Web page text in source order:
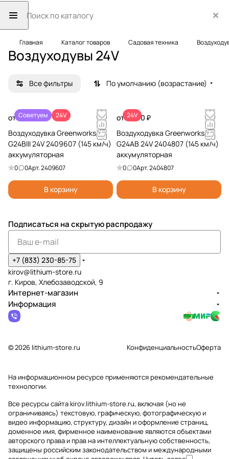
Главная Каталог товаров Садовая техника
Воздуходувы 24V
Все фильтры По умолчанию (возрастание)
Советуем 24V
от 5 990 ₽
Воздуходувка Greenworks
G24BIII 24V 2409607 (145 км/ч)
аккумуляторная
0 0Арт.2409607
В корзину
24V
от 4 990 ₽
Воздуходувка Greenworks
G24AB 24V 2404807 (145 км/ч)
аккумуляторная
0 0Арт.2404807
В корзину
Подписаться на скрытую распродажу
+7 (833) 230-85-75
kirov@lithium-store.ru
г. Киров, Хлебозаводской, 9
Интернет-магазин
Информация
© 2026 lithium-store.ru КонфиденциальностьОферта
На информационном ресурсе применяютсярекомендательные
технологии.
Все ресурсы сайта kirov.lithium-store.ru, включая (но не
ограничиваясь) текстовую, графическую, фотографическую и
видео информацию, структуру, дизайн и оформление страниц,
доменное имя, фирменное наименование являются объектами
авторского права и прав на интеллектуальную собственность,
защищены российским законодательством и международными